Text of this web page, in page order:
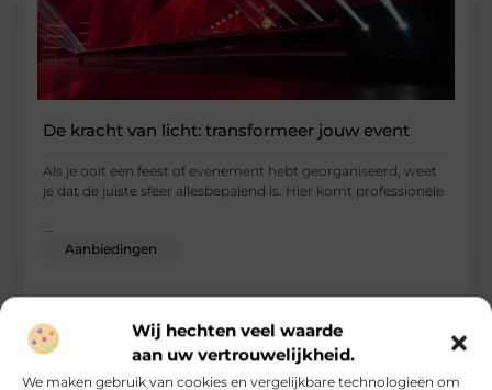
Wij hechten veel waarde
aan uw vertrouwelijkheid.
We maken gebruik van cookies en vergelijkbare technologieën om
De kracht van licht: transformeer jouw event
Als je ooit een feest of evenement hebt georganiseerd, weet
je dat de juiste sfeer allesbepalend is. Hier komt professionele
Aanbiedingen